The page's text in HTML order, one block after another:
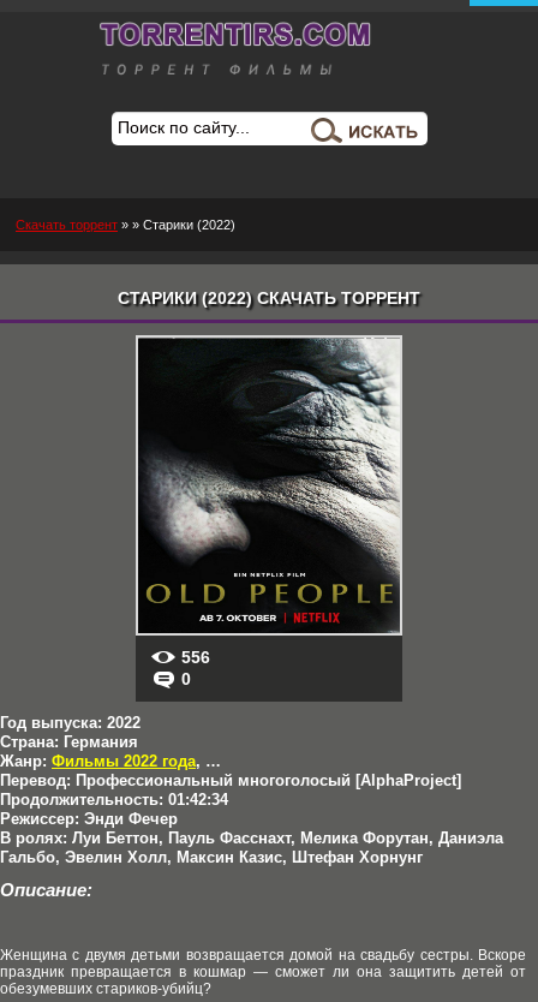
Скачать торрент » » Старики (2022)
СТАРИКИ (2022) СКАЧАТЬ ТОРРЕНТ
556
0
Год выпуска: 2022
Страна: Германия
Жанр: Фильмы 2022 года, Ужасы
Перевод: Профессиональный многоголосый [AlphaProject]
Продолжительность: 01:42:34
Режиссер: Энди Фечер
В ролях: Луи Беттон, Пауль Фасснахт, Мелика Форутан, Даниэла
Гальбо, Эвелин Холл, Максин Казис, Штефан Хорнунг
Описание:
Женщина с двумя детьми возвращается домой на свадьбу сестры. Вскоре
праздник превращается в кошмар — сможет ли она защитить детей от
обезумевших стариков-убийц?